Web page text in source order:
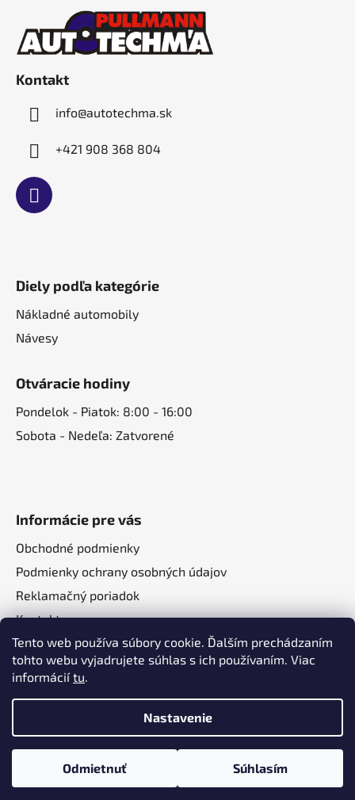
Tento web používa súbory cookie. Ďalším prechádzaním
tohto webu vyjadrujete súhlas s ich používaním. Viac
informáciítu.
Nastavenie
Odmietnuť Súhlasím
Kontakt
info@autotechma.sk
+421 908 368 804
Diely podľa kategórie
Nákladné automobily
Návesy
Otváracie hodiny
Pondelok - Piatok: 8:00 - 16:00
Sobota - Nedeľa: Zatvorené
Informácie pre vás
Obchodné podmienky
Podmienky ochrany osobných údajov
Reklamačný poriadok
Kontakt
O nás
Vytvoril Shoptet a
Adatelier
Copyright 2026
. Všetky práva
vyhradené.